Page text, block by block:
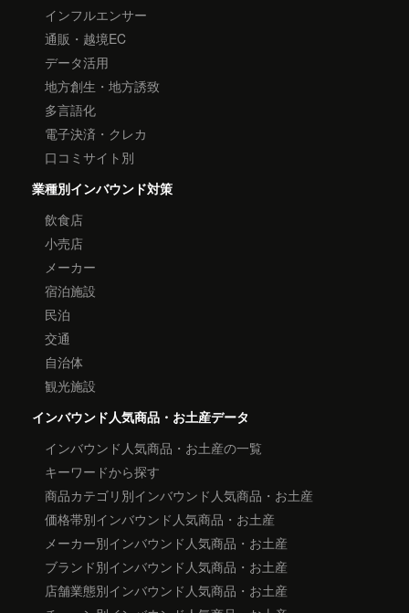
インフルエンサー
通販・越境EC
データ活用
地方創生・地方誘致
多言語化
電子決済・クレカ
口コミサイト別
業種別インバウンド対策
飲食店
小売店
メーカー
宿泊施設
民泊
交通
自治体
観光施設
インバウンド人気商品・お土産データ
インバウンド人気商品・お土産の一覧
キーワードから探す
商品カテゴリ別インバウンド人気商品・お土産
価格帯別インバウンド人気商品・お土産
メーカー別インバウンド人気商品・お土産
ブランド別インバウンド人気商品・お土産
店舗業態別インバウンド人気商品・お土産